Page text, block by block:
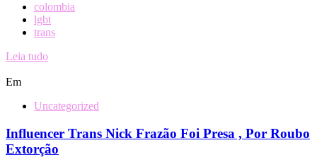
colombia
lgbt
trans
Leia tudo
Em
Uncategorized
Influencer Trans Nick Frazão Foi Presa , Por Roubo
Extorção